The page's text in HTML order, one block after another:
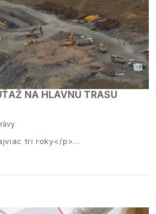
NA HLAVNÚ TRASU
tri roky</p>